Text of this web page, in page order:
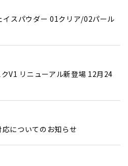
イスパウダー 01クリア/02パール
V1 リニューアル新登場 12月24
についてのお知らせ